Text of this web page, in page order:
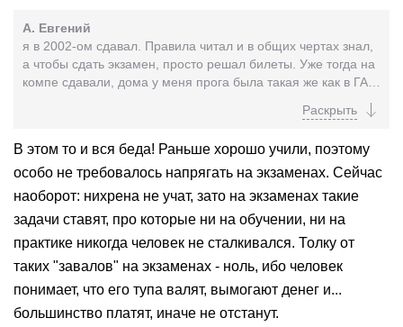
А. Евгений
я в 2002-ом сдавал. Правила читал и в общих чертах знал,
а чтобы сдать экзамен, просто решал билеты. Уже тогда на
компе сдавали, дома у меня прога была такая же как в ГАИ
В этом то и вся беда! Раньше хорошо учили, поэтому
особо не требовалось напрягать на экзаменах. Сейчас
наоборот: нихрена не учат, зато на экзаменах такие
задачи ставят, про которые ни на обучении, ни на
практике никогда человек не сталкивался. Толку от
таких "завалов" на экзаменах - ноль, ибо человек
понимает, что его тупа валят, вымогают денег и...
большинство платят, иначе не отстанут.